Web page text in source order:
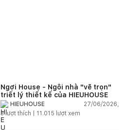
Ngơi House - Ngôi nhà "vẽ trọn"
triết lý thiết kế của HIEUHOUSE
HIEUHOUSE
27/06/2026,
3lượt thích | 11.015 lượt xem